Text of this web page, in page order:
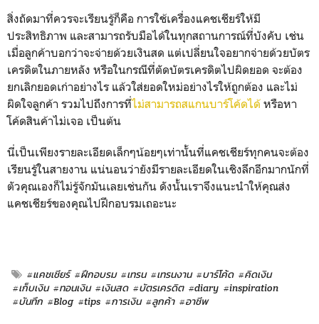
สิ่งถัดมาที่ควรจะเรียนรู้ก็คือ การใช้เครื่องแคชเชียร์ให้มี
ประสิทธิภาพ และสามารถรับมือได้ในทุกสถานการณ์ที่บังคับ เช่น
เมื่อลูกค้าบอกว่าจะจ่ายด้วยเงินสด แต่เปลี่ยนใจอยากจ่ายด้วยบัตร
เครดิตในภายหลัง หรือในกรณีที่ตัดบัตรเครดิตไปผิดยอด จะต้อง
ยกเลิกยอดเก่าอย่างไร แล้วใส่ยอดใหม่อย่างไรให้ถูกต้อง และไม่
ผิดใจลูกค้า รวมไปถึงการที่ไม่สามารถสแกนบาร์โค้ดได้ หรือหา
โค้ดสินค้าไม่เจอ เป็นต้น
นี่เป็นเพียงรายละเอียดเล็กๆน้อยๆเท่านั้นที่แคชเชียร์ทุกคนจะต้อง
เรียนรู้ในสายงาน แน่นอนว่ายังมีรายละเอียดในเชิงลึกอีกมากนักที่
ตัวคุณเองก็ไม่รู้จักมันเลยเช่นกัน ดังนั้นเราจึงแนะนำให้คุณส่ง
แคชเชียร์ของคุณไปฝึกอบรมเถอะนะ
#แคชเชียร์ #ฝึกอบรม #เทรน #เทรนงาน #บาร์โค้ด #คิดเงิน
#เก็บเงิน #ทอนเงิน #เงินสด #บัตรเครดิต #diary #inspiration
#บันทึก #Blog #tips #การเงิน #ลูกค้า #อาชีพ